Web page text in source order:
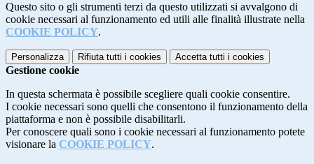
Questo sito o gli strumenti terzi da questo utilizzati si avvalgono di
cookie necessari al funzionamento ed utili alle finalità illustrate nella
COOKIE POLICY.
Personalizza Rifiuta tutti i cookies Accetta tutti i cookies
Gestione cookie
In questa schermata è possibile scegliere quali cookie consentire.
I cookie necessari sono quelli che consentono il funzionamento della
piattaforma e non è possibile disabilitarli.
Per conoscere quali sono i cookie necessari al funzionamento potete
visionare la COOKIE POLICY.